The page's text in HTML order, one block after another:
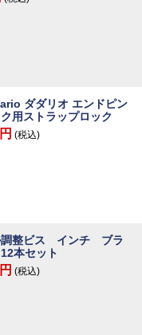
ダダリオ エンドピン
用ストラップロック
(税込)
調整ビス インチ ブラ
本セット
(税込)